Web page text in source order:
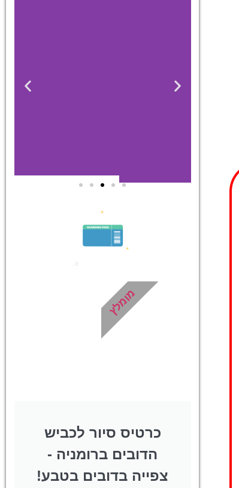
מלונות
מציאת מלון
לחצו
פה!
כרטיס סיור לכביש
הדובים ברומניה -
צפייה בדובים בטבע!
מומלץ